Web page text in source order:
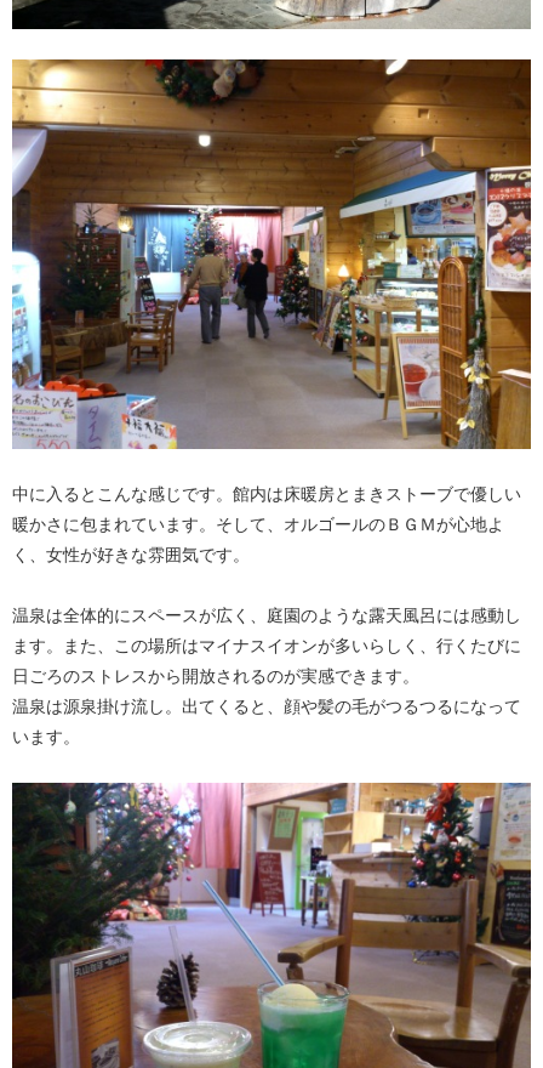
中に入るとこんな感じです。館内は床暖房とまきストーブで優しい
暖かさに包まれています。そして、オルゴールのＢＧＭが心地よ
く、女性が好きな雰囲気です。
温泉は全体的にスペースが広く、庭園のような露天風呂には感動し
ます。また、この場所はマイナスイオンが多いらしく、行くたびに
日ごろのストレスから開放されるのが実感できます。
温泉は源泉掛け流し。出てくると、顔や髪の毛がつるつるになって
います。